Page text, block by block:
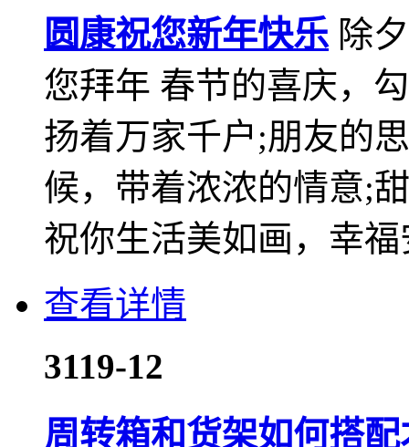
圆康祝您新年快乐 除
您拜年 春节的喜庆，
扬着万家千户;朋友的
候，带着浓浓的情意;
祝你生活美如画，幸
查看详情
3119-12
周转箱和货架如何搭